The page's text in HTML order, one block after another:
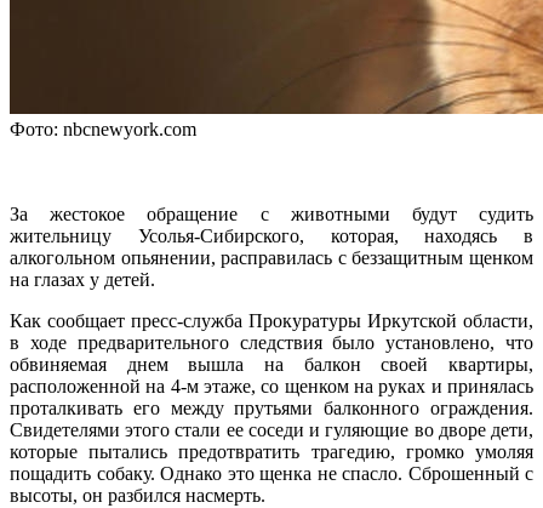
Фото: nbcnewyork.com
За жестокое обращение с животными будут судить
жительницу Усолья-Сибирского, которая, находясь в
алкогольном опьянении, расправилась с беззащитным щенком
на глазах у детей.
Как сообщает пресс-служба Прокуратуры Иркутской области,
в ходе предварительного следствия было установлено, что
обвиняемая днем вышла на балкон своей квартиры,
расположенной на 4-м этаже, со щенком на руках и принялась
проталкивать его между прутьями балконного ограждения.
Свидетелями этого стали ее соседи и гуляющие во дворе дети,
которые пытались предотвратить трагедию, громко умоляя
пощадить собаку. Однако это щенка не спасло. Сброшенный с
высоты, он разбился насмерть.